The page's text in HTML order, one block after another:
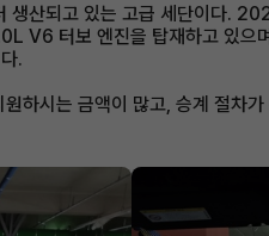
산되고 있는 고급 세단이다.
V6 터보 엔진을 탑재하고 있으
.
하시는 금액이 많고, 승계 절차